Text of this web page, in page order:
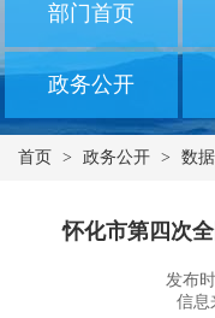
部门首页
政务公开
首页 > 政务公开 > 数
怀化市第四次
发布
信息